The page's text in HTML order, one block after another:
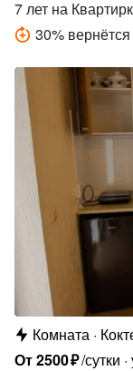
7 лет на
30%
Комната
От2500₽/сутки